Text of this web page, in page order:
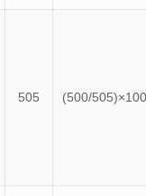
505 (500/